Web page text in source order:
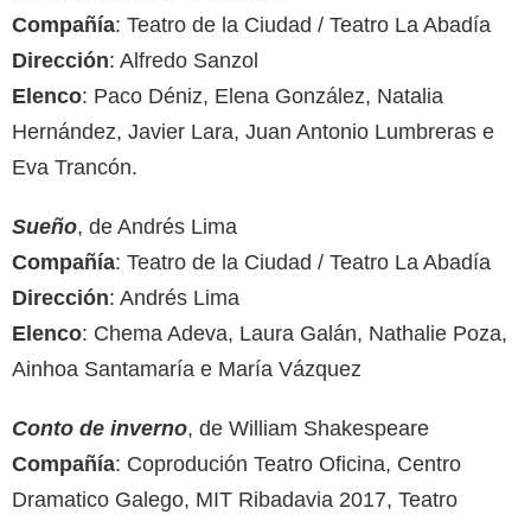
Compañía: Teatro de la Ciudad / Teatro La Abadía
Dirección: Alfredo Sanzol
Elenco: Paco Déniz, Elena González, Natalia
Hernández, Javier Lara, Juan Antonio Lumbreras e
Eva Trancón.
Sueño, de Andrés Lima
Compañía: Teatro de la Ciudad / Teatro La Abadía
Dirección: Andrés Lima
Elenco: Chema Adeva, Laura Galán, Nathalie Poza,
Ainhoa Santamaría e María Vázquez
Conto de inverno, de William Shakespeare
Compañía: Coprodución Teatro Oficina, Centro
Dramatico Galego, MIT Ribadavia 2017, Teatro